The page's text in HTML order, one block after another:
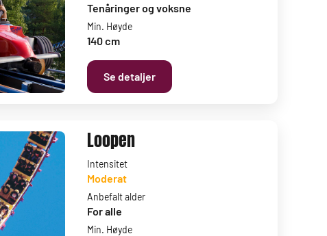
Tenåringer og voksne
Min. Høyde
140 cm
Se detaljer
Loopen
Intensitet
Moderat
Anbefalt alder
For alle
Min. Høyde